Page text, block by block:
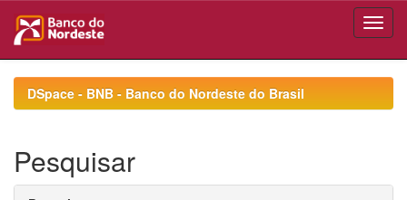
navigationDSpace - BNB - Banco do Nordeste do Brasil
Pesquisar